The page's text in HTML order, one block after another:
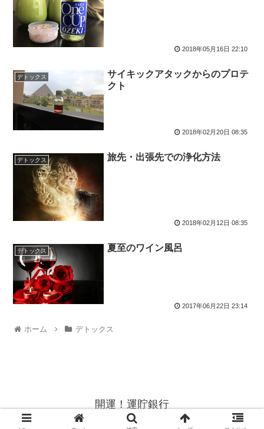
2018年05月16日 22:10
デトックス
サイキックアタックからのプロテ
クト
2018年02月20日 08:35
デトックス 旅先・出張先での浄化方法
2018年02月12日 08:35
デトックス 夏至のワイン風呂
2017年06月22日 23:14
ホーム デトックス
開運！運貯銀行
© 2016 開運！運貯銀行.